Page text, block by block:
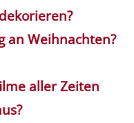
an Weihnachten?
aller Zeiten